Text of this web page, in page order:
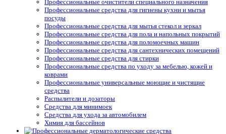
Профессиональные очистители специального назначения
Профессиональные средства для гигиены кухни и мытья
посуды
Профессиональные средства для мытья стекол и зеркал
Профессиональные средства для пола и напольных покрытий
Профессиональные средства для поломоечных машин
Профессиональные средства для сантехнических помещений
Профессиональные средства для стирки
Профессиональные средства по уходу за мебелью, кожей и
коврами
Профессиональные универсальные моющие и чистящие
средства
Распылители и дозаторы
Средства для минимоек
Средства для ухода за автомобилем
Химия для бассейнов